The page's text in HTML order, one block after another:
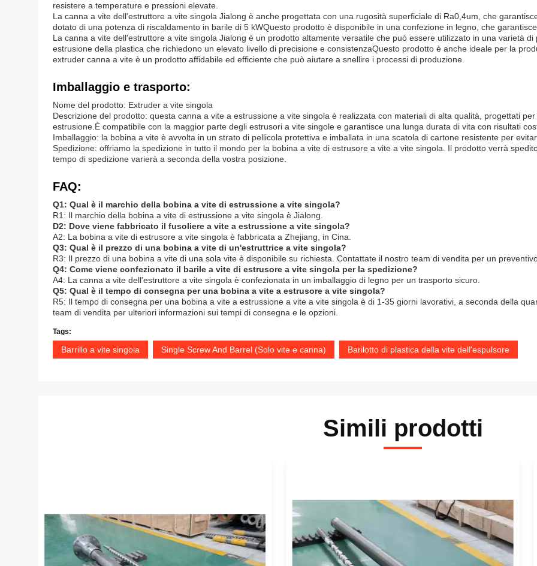
resistere a temperature e pressioni elevate.
La canna a vite dell'estruttore a vite singola Jialong è anche progettata con una rugosità superficiale di Ra0,4um, che
dotato di una potenza di riscaldamento in barile di 5 kWQuesto prodotto è disponibile in una confezione in legno, che
La canna a vite dell'estruttore a vite singola Jialong è un prodotto altamente versatile che può essere utilizzato in una varietà
estrusione della plastica che richiedono un elevato livello di precisione e consistenzaQuesto prodotto è anche ideale per la
extruder canna a vite è un prodotto affidabile ed efficiente che può aiutare a snellire i processi di produzione.
Imballaggio e trasporto:
Nome del prodotto: Extruder a vite singola
Descrizione del prodotto: questa canna a vite a estrussione a vite singola è realizzata con materiali di alta qualità, progettati
estrusione.È compatibile con la maggior parte degli estrusori a vite singole e garantisce una lunga durata di vita con risultati
Imballaggio: la bobina a vite è avvolta in un strato di pellicola protettiva e imballata in una scatola di cartone resistente per
Spedizione: offriamo la spedizione in tutto il mondo per la bobina a vite di estrusore a vite a vite singola. Il prodotto verrà
tempo di spedizione varierà a seconda della vostra posizione.
FAQ:
Q1: Qual è il marchio della bobina a vite di estrussione a vite singola?
R1: Il marchio della bobina a vite di estrussione a vite singola è Jialong.
D2: Dove viene fabbricato il fusoliere a vite a estrussione a vite singola?
A2: La bobina a vite di estrusore a vite singola è fabbricata a Zhejiang, in Cina.
Q3: Qual è il prezzo di una bobina a vite di un'estruttrice a vite singola?
R3: Il prezzo di una bobina a vite di una sola vite è disponibile su richiesta. Contattate il nostro team di vendita per un
Q4: Come viene confezionato il barile a vite di estrusore a vite singola per la spedizione?
A4: La canna a vite dell'estruttore a vite singola è confezionata in un imballaggio di legno per un trasporto sicuro.
Q5: Qual è il tempo di consegna per una bobina a vite a estrusore a vite singola?
R5: Il tempo di consegna per una bobina a vite a estrussione a vite a vite singola è di 1-35 giorni lavorativi, a seconda della
team di vendita per ulteriori informazioni sui tempi di consegna e le opzioni.
Tags:
Barrillo a vite singola Single Screw And Barrel (Solo vite e canna) Barilotto di plastica della vite dell'espulsore
Simili prodotti